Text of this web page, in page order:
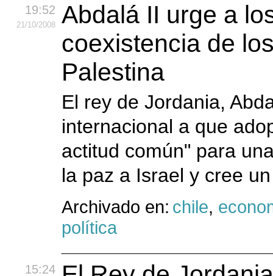
19:52
21/10/2008
Abdalá II urge a
coexistencia de
Palestina
El rey de Jordania,
internacional a que
actitud común" para
la paz a Israel y cree
Archivado en: chile,
política
15:24